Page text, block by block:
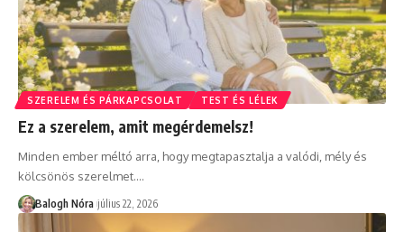
SZERELEM ÉS PÁRKAPCSOLAT TEST ÉS LÉLEK
Ez a szerelem, amit megérdemelsz!
Minden ember méltó arra, hogy megtapasztalja a valódi, mély és
kölcsönös szerelmet.…
Balogh Nóra július 22, 2026